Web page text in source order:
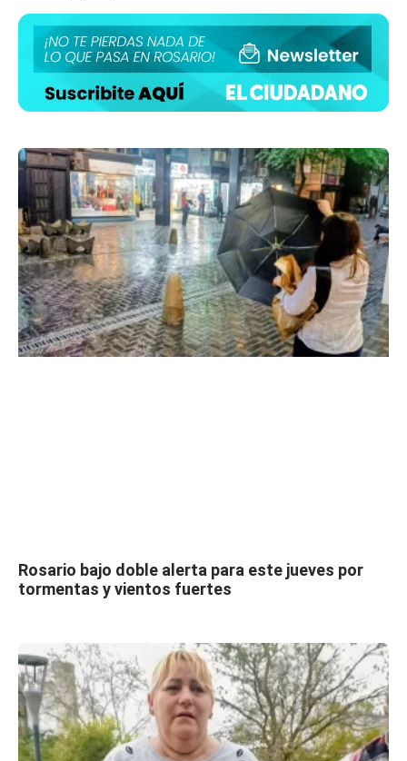
Rosario bajo doble alerta para este jueves por
tormentas y vientos fuertes